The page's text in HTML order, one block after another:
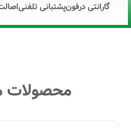
گارانتی درفونپشتبانی تلفنی
محصولات